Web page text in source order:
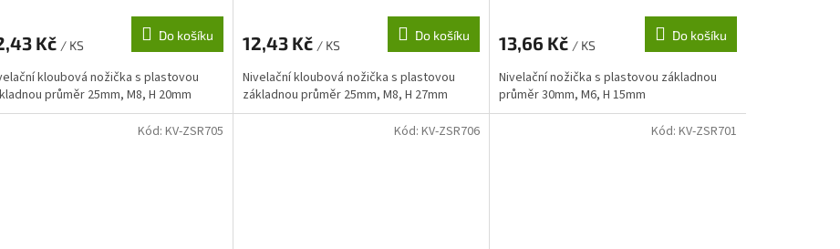
Kč / KS
Do košíku
kloubová nožička s plastovou
průměr 25mm, M8, H 20mm
12,43 Kč / KS
Do košíku
Nivelační kloubová nožička s plastovou
základnou průměr 25mm, M8, H 27mm
13,66 Kč / KS
Do košíku
Nivelační nožička s plastovou základnou
průměr 30mm, M6, H 15mm
Kód: KV-ZSR705 Kód: KV-ZSR706 Kód: KV-ZSR701